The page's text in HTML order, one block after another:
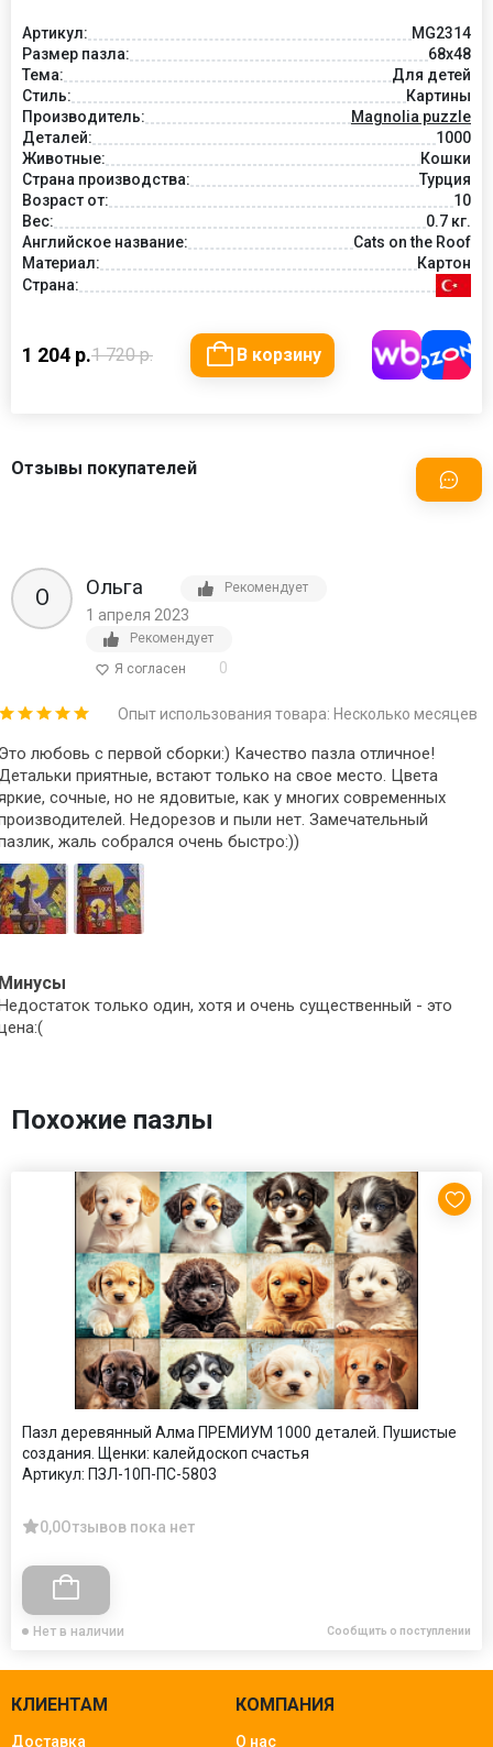
Артикул:
MG2314
Размер пазла:
68x48
Тема:
Для детей
Стиль:
Картины
Производитель:
Magnolia puzzle
Деталей:
1000
Животные:
Кошки
Страна производства:
Турция
Возраст от:
10
Вес:
0.7 кг.
Английское название:
Cats on the Roof
Материал:
Картон
Страна:
1 204 р.1 720 р. В корзину
Отзывы покупателей
О Ольга Рекомендует
1 апреля 2023
Рекомендует
Я согласен
0
Опыт использования товара: Несколько месяцев
любовь с первой сборки:) Качество пазла отличное!
приятные, встают только на свое место. Цвета
сочные, но не ядовитые, как у многих современных
Недорезов и пыли нет. Замечательный
жаль собрался очень быстро:))
только один, хотя и очень существенный - это
Похожие пазлы
Пазл деревянный Алма ПРЕМИУМ 1000 деталей. Пушистые
создания. Щенки: калейдоскоп счастья
Артикул: ПЗЛ-10П-ПС-5803
0,0Отзывов пока нет
Нет в наличии Сообщить о поступлении
КЛИЕНТАМ
Доставка
КОМПАНИЯ
О нас